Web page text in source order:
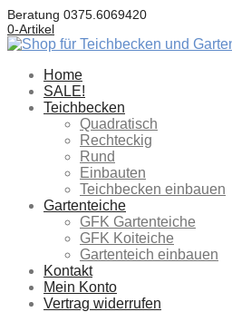
Beratung 0375.6069420
0-Artikel
Home
SALE!
Teichbecken
Quadratisch
Rechteckig
Rund
Einbauten
Teichbecken einbauen
Gartenteiche
GFK Gartenteiche
GFK Koiteiche
Gartenteich einbauen
Kontakt
Mein Konto
Vertrag widerrufen